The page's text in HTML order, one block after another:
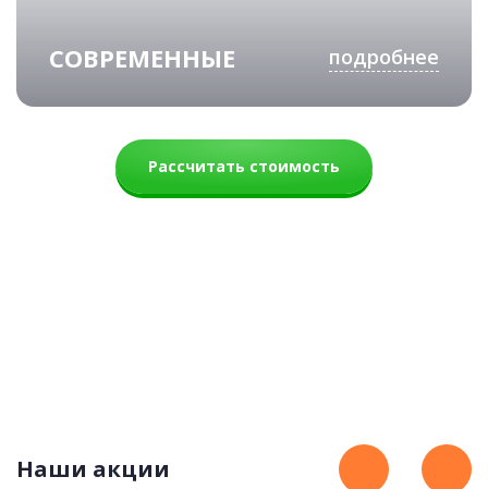
СОВРЕМЕННЫЕ подробнее
Рассчитать стоимость
Наши акции